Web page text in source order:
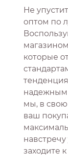
Не
оптом по
которые
надежным
мы, в свою
ваш
заходите